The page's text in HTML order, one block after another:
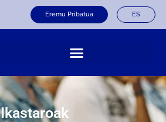
Eremu Pribatua ES
Ikastaroak